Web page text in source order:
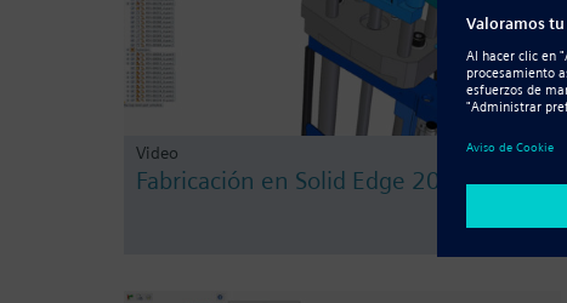
Video
Fabricación en Solid Edge 2019